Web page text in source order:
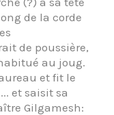
de la corde
de poussière,
au joug.
et fit le
et saisit sa
Gilgamesh: